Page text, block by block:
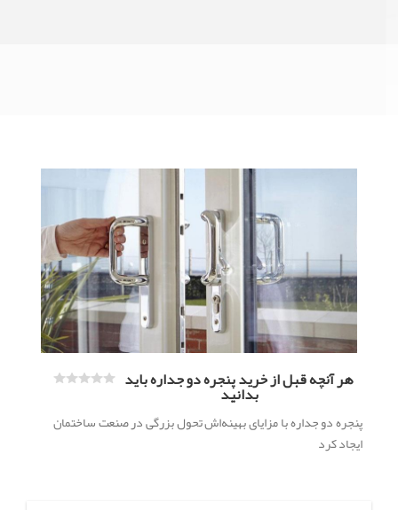
هر آنچه قبل از خرید پنجره دو جداره باید
بدانید
پنجره دو جداره با مزایای بهینه‌اش تحول بزرگی در صنعت ساختمان
ایجاد کرد